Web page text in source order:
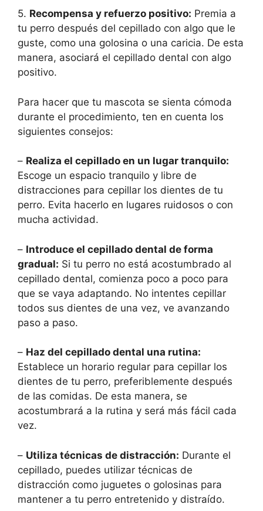
5. Recompensa y refuerzo positivo: Premia a
tu perro después del cepillado con algo que le
guste, como una golosina o una caricia. De esta
manera, asociará el cepillado dental con algo
positivo.
Para hacer que tu mascota se sienta cómoda
durante el procedimiento, ten en cuenta los
siguientes consejos:
– Realiza el cepillado en un lugar tranquilo:
Escoge un espacio tranquilo y libre de
distracciones para cepillar los dientes de tu
perro. Evita hacerlo en lugares ruidosos o con
mucha actividad.
– Introduce el cepillado dental de forma
gradual: Si tu perro no está acostumbrado al
cepillado dental, comienza poco a poco para
que se vaya adaptando. No intentes cepillar
todos sus dientes de una vez, ve avanzando
paso a paso.
– Haz del cepillado dental una rutina:
Establece un horario regular para cepillar los
dientes de tu perro, preferiblemente después
de las comidas. De esta manera, se
acostumbrará a la rutina y será más fácil cada
vez.
– Utiliza técnicas de distracción: Durante el
cepillado, puedes utilizar técnicas de
distracción como juguetes o golosinas para
mantener a tu perro entretenido y distraído.